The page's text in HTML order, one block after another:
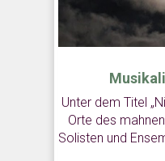
Unter dem Titel
Orte des
Solisten und